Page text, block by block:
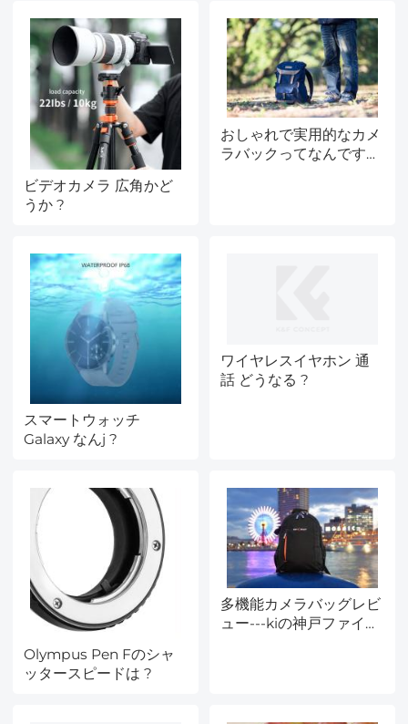
ビデオカメラ 広角かど
うか ?
おしゃれで実用的なカメ
ラバックってなんです
スマートウォッチ
Galaxy なんj ?
ワイヤレスイヤホン 通
話 どうなる ?
Olympus Pen Fのシャ
ッタースピードは ?
多機能カメラバッグレビ
ュー---kiの神戸ファイン